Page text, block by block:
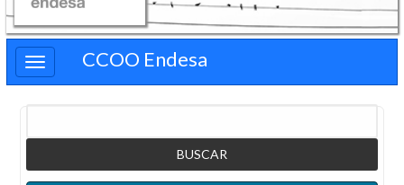
CCOO Endesa